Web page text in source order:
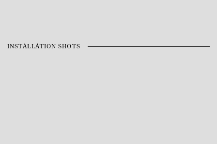
INSTALLATION SHOTS